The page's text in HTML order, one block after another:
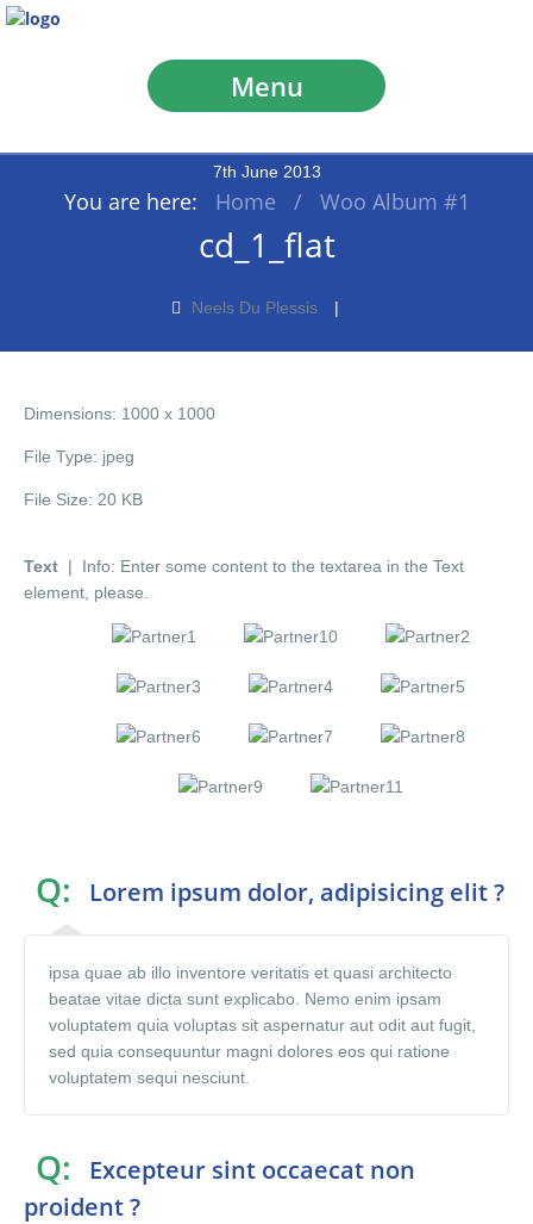
Menu
7th June 2013
You are here: Home / Woo Album #1
cd_1_flat
Neels Du Plessis
Dimensions: 1000 x 1000
File Type: jpeg
File Size: 20 KB
Text | Info: Enter some content to the textarea in the Text
element, please.
Q: Lorem ipsum dolor, adipisicing elit ?
ipsa quae ab illo inventore veritatis et quasi architecto
beatae vitae dicta sunt explicabo. Nemo enim ipsam
voluptatem quia voluptas sit aspernatur aut odit aut fugit,
sed quia consequuntur magni dolores eos qui ratione
voluptatem sequi nesciunt.
Q:
Excepteur sint occaecat non
proident ?